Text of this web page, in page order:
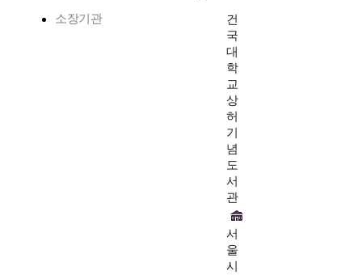
소장기관
건
국
대
학
교
상
허
기
념
도
서
관
서
울
시